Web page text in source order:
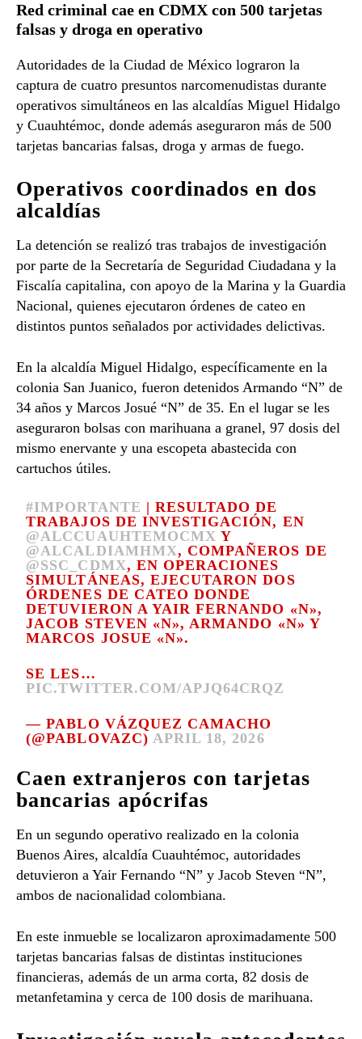
Red criminal cae en CDMX con 500 tarjetas
falsas y droga en operativo
Autoridades de la Ciudad de México lograron la
captura de cuatro presuntos narcomenudistas durante
operativos simultáneos en las alcaldías Miguel Hidalgo
y Cuauhtémoc, donde además aseguraron más de 500
tarjetas bancarias falsas, droga y armas de fuego.
Operativos coordinados en dos
alcaldías
La detención se realizó tras trabajos de investigación
por parte de la Secretaría de Seguridad Ciudadana y la
Fiscalía capitalina, con apoyo de la Marina y la Guardia
Nacional, quienes ejecutaron órdenes de cateo en
distintos puntos señalados por actividades delictivas.
En la alcaldía Miguel Hidalgo, específicamente en la
colonia San Juanico, fueron detenidos Armando “N” de
34 años y Marcos Josué “N” de 35. En el lugar se les
aseguraron bolsas con marihuana a granel, 97 dosis del
mismo enervante y una escopeta abastecida con
cartuchos útiles.
#IMPORTANTE | RESULTADO DE
TRABAJOS DE INVESTIGACIÓN, EN
@ALCCUAUHTEMOCMX Y
@ALCALDIAMHMX, COMPAÑEROS DE
@SSC_CDMX, EN OPERACIONES
SIMULTÁNEAS, EJECUTARON DOS
ÓRDENES DE CATEO DONDE
DETUVIERON A YAIR FERNANDO «N»,
JACOB STEVEN «N», ARMANDO «N» Y
MARCOS JOSUE «N».
SE LES…
PIC.TWITTER.COM/APJQ64CRQZ
— PABLO VÁZQUEZ CAMACHO
(@PABLOVAZC) APRIL 18, 2026
Caen extranjeros con tarjetas
bancarias apócrifas
En un segundo operativo realizado en la colonia
Buenos Aires, alcaldía Cuauhtémoc, autoridades
detuvieron a Yair Fernando “N” y Jacob Steven “N”,
ambos de nacionalidad colombiana.
En este inmueble se localizaron aproximadamente 500
tarjetas bancarias falsas de distintas instituciones
financieras, además de un arma corta, 82 dosis de
metanfetamina y cerca de 100 dosis de marihuana.